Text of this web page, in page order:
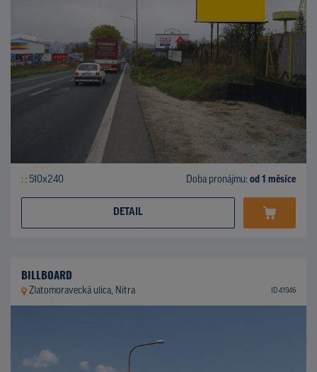
510x240 Doba pronájmu: od 1 měsíce
DETAIL
BILLBOARD
Zlatomoravecká ulica, Nitra ID 41946